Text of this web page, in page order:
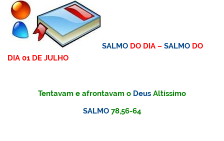
SALMO DO DIA –SALMO DO
DIA 01 DE JULHO
Tentavam e afrontavam o Deus Altíssimo
SALMO78,56-64